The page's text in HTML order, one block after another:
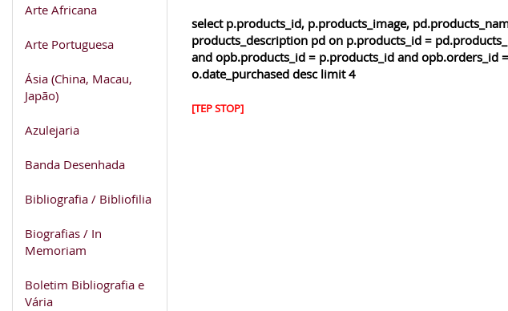
Arte Africana
Arte Portuguesa
Ásia (China, Macau,
Japão)
Azulejaria
Banda Desenhada
Bibliografia / Bibliofilia
Biografias / In
Memoriam
Boletim Bibliografia e
Vária
select p.products_id, p.products_image,
products_description pd on p.products_id =
and opb.products_id = p.products_id and opb.orders_id
o.date_purchased desc limit 4
[TEP STOP]